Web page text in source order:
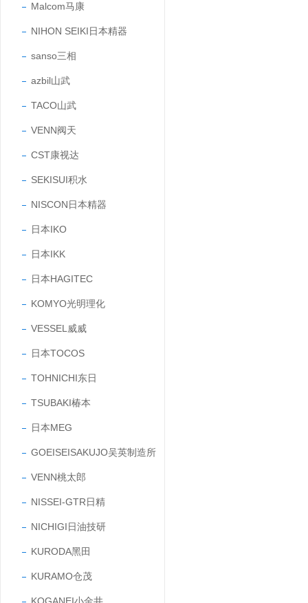
Malcom马康
NIHON SEIKI日本精器
sanso三相
azbil山武
TACO山武
VENN阀天
CST康视达
SEKISUI积水
NISCON日本精器
日本IKO
日本IKK
日本HAGITEC
KOMYO光明理化
VESSEL威威
日本TOCOS
TOHNICHI东日
TSUBAKI椿本
日本MEG
GOEISEISAKUJO吴英制造所
VENN桃太郎
NISSEI-GTR日精
NICHIGI日油技研
KURODA黑田
KURAMO仓茂